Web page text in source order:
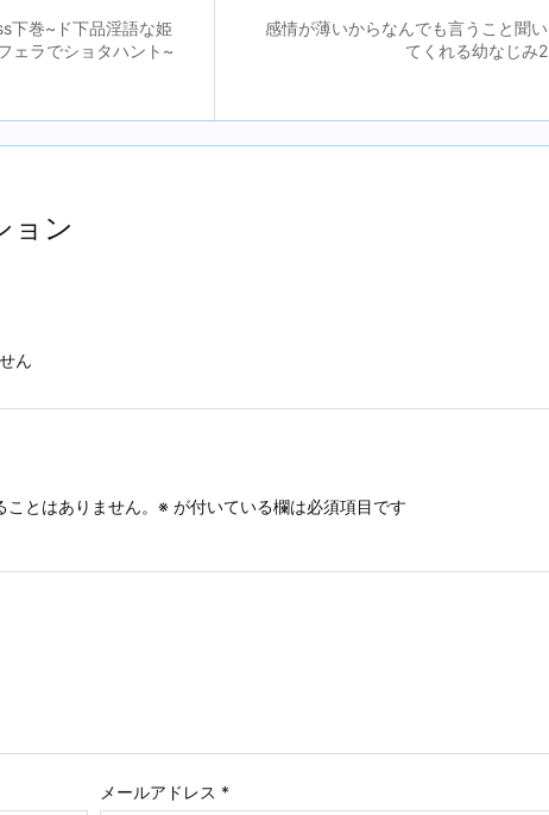
感情が薄いからなんでも言うこと聞い
てくれる幼なじみ2
下巻~ド下品淫語な姫
ェラでショタハント~
ョン
ん
とはありません。 ※ が付いている欄は必須項目です
メールアドレス *